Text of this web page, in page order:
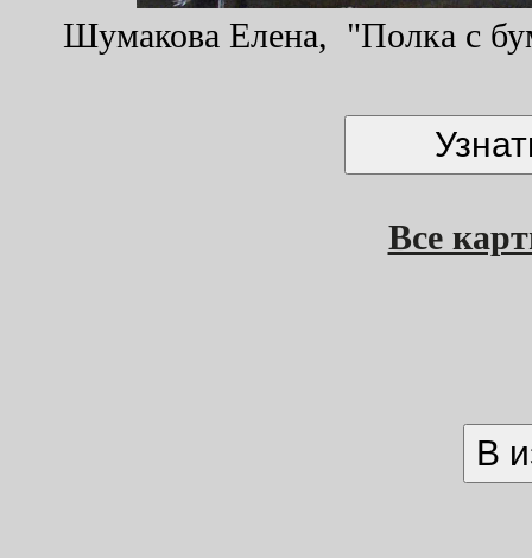
Шумакова Елена, "Полка с
Все